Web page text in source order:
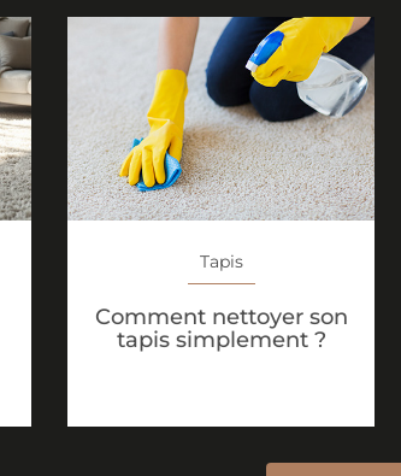
Tapis
Comment nettoyer son
tapis simplement ?